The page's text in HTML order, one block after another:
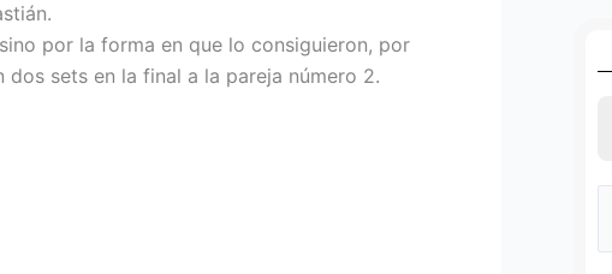
por la forma en que lo consiguieron, por
sets en la final a la pareja número 2.